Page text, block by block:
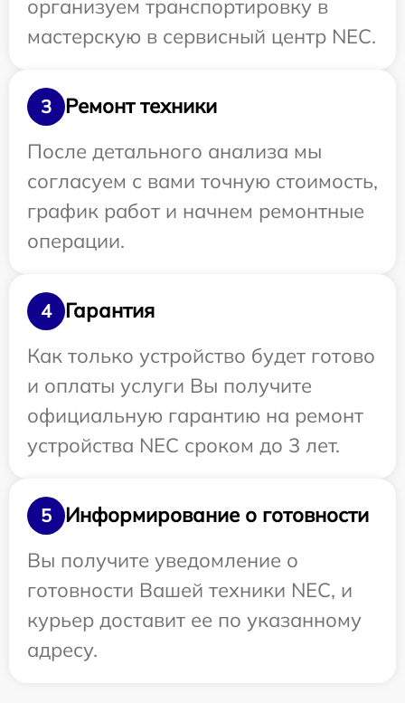
организуем транспортировку в
мастерскую в сервисный центр NEC.
3
Ремонт техники
После детального анализа мы
согласуем с вами точную стоимость,
график работ и начнем ремонтные
операции.
4
Гарантия
Как только устройство будет готово
и оплаты услуги Вы получите
официальную гарантию на ремонт
устройства NEC сроком до 3 лет.
5
Информирование о готовности
Вы получите уведомление о
готовности Вашей техники NEC, и
курьер доставит ее по указанному
адресу.